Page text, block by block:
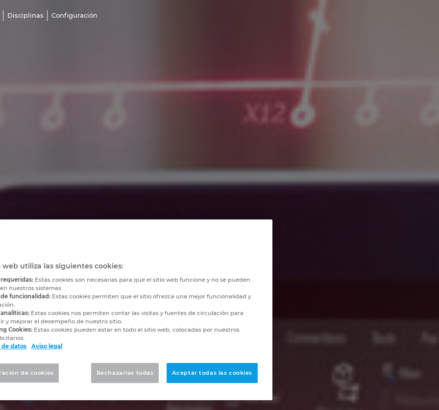
Disciplinas Configuración
web utiliza las siguientes cookies:
Estas cookies son necesarias para que el sitio web funcione y no se pueden
nuestros sistemas.
de funcionalidad: Estas cookies permiten que el sitio ofrezca una mejor funcionalidad y
Estas cookies nos permiten contar las visitas y fuentes de circulación para
y mejorar el desempeño de nuestro sitio.
Cookies: Estas cookies pueden estar en todo el sitio web, colocadas por nuestros
datos
Aviso legal
Rechazarlas todas Aceptar todas las cookies
de cookies